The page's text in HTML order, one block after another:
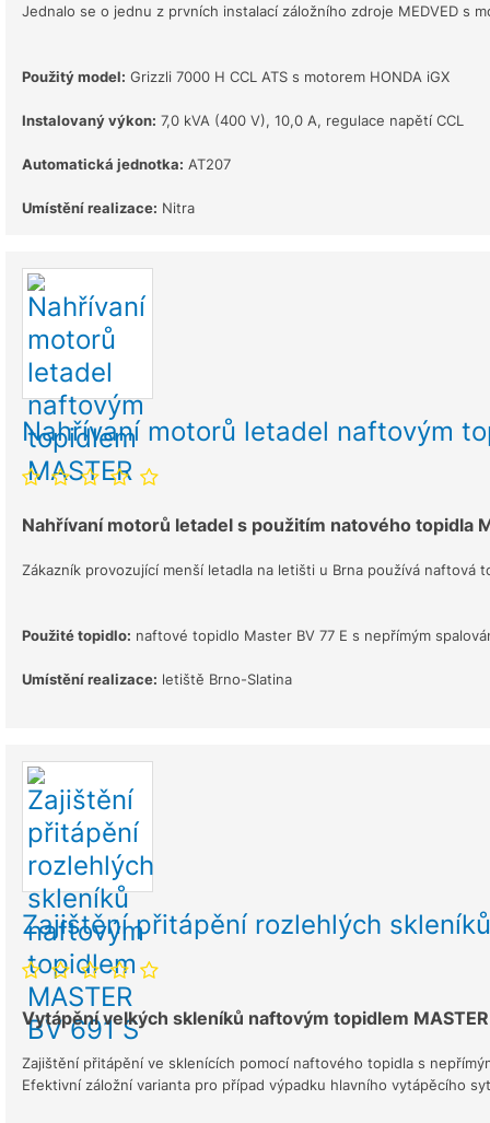
Jednalo se o jednu z prvních instalací záložního zdroje MEDVED s
Použitý model: Grizzli 7000 H CCL ATS s motorem HONDA iGX
Instalovaný výkon: 7,0 kVA (400 V), 10,0 A, regulace napětí CCL
Automatická jednotka: AT207
Umístění realizace: Nitra
Nahřívaní motorů letadel naftovým
Nahřívaní motorů letadel s použitím natového topidla
Zákazník provozující menší letadla na letišti u Brna používá
Použité topidlo: naftové topidlo Master BV 77 E s nepřímým
Umístění realizace: letiště Brno-Slatina
Zajištění přitápění rozlehlých
Vytápění velkých skleníků naftovým topidlem
Zajištění přitápění ve sklenících pomocí naftového topidla s
Efektivní záložní varianta pro případ výpadku hlavního vytápěcího